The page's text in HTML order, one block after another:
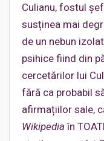
Culianu, fostul
susținea mai
de un nebun
psihice fiind din
cercetărilor lui
fără ca probabil
afirmațiilor sale,
Wikipedia în